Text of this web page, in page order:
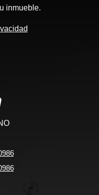
inmueble.